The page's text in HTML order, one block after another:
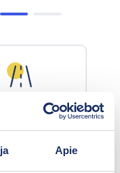
Apie
nuotolis